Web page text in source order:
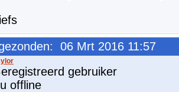
06 Mrt 2016 11:57
gebruiker
offline